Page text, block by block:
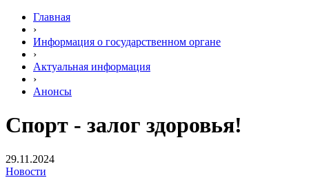
Главная
›
Информация о государственном органе
›
Актуальная информация
›
Анонсы
Спорт - залог здоровья!
29.11.2024
Новости